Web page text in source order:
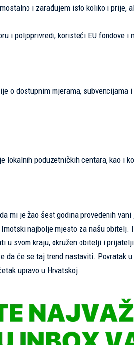
i zarađujem isto koliko i prije,
i poljoprivredi, koristeći EU fondove i
o dostupnim mjerama, subvencijama
lokalnih poduzetničkih centara, kao i
mi je žao šest godina provedenih
najbolje mjesto za našu obitelj.
u svom kraju, okružen obitelji i
će se taj trend nastaviti. Povratak u
upravo u Hrvatskoj.